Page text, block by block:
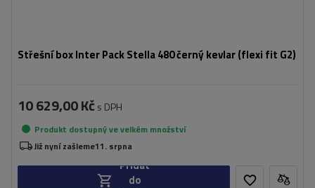
Střešní box Inter Pack Stella 480 černý kevlar (flexi fit G2)
10 629,00 Kč s DPH
Produkt dostupný ve velkém množství
Již nyní zašleme11. srpna
Přidat
do